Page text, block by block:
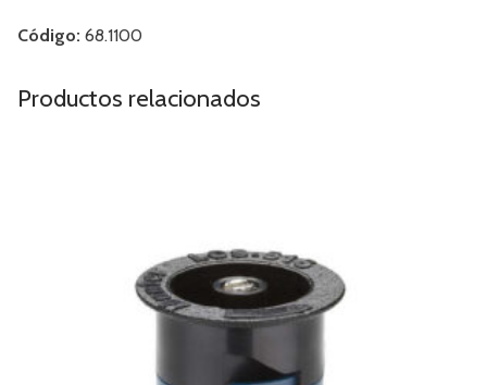
Código: 68.1100
Productos relacionados